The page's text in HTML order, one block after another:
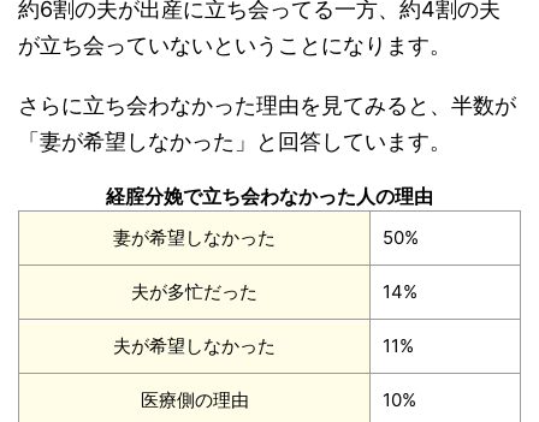
約6割の夫が出産に立ち会ってる一方、約4割の夫
が立ち会っていないということになります。
さらに立ち会わなかった理由を見てみると、半数が
「妻が希望しなかった」と回答しています。
経腟分娩で立ち会わなかった人の理由
妻が希望しなかった 50%
夫が多忙だった 14%
夫が希望しなかった 11%
医療側の理由 10%